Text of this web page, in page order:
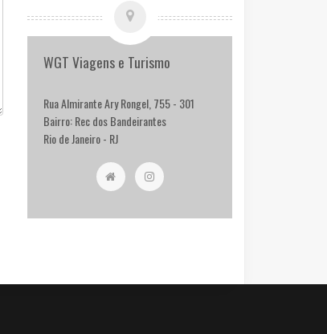
WGT Viagens e Turismo
Rua Almirante Ary Rongel, 755 - 301
Bairro: Rec dos Bandeirantes
Rio de Janeiro - RJ